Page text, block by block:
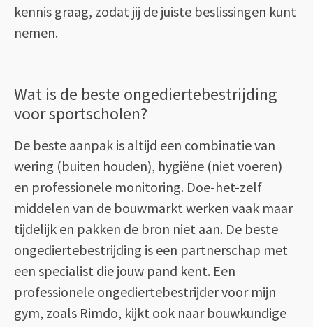
kennis graag, zodat jij de juiste beslissingen kunt
nemen.
Wat is de beste ongediertebestrijding
voor sportscholen?
De beste aanpak is altijd een combinatie van
wering (buiten houden), hygiëne (niet voeren)
en professionele monitoring. Doe-het-zelf
middelen van de bouwmarkt werken vaak maar
tijdelijk en pakken de bron niet aan. De beste
ongediertebestrijding is een partnerschap met
een specialist die jouw pand kent. Een
professionele ongediertebestrijder voor mijn
gym, zoals Rimdo, kijkt ook naar bouwkundige